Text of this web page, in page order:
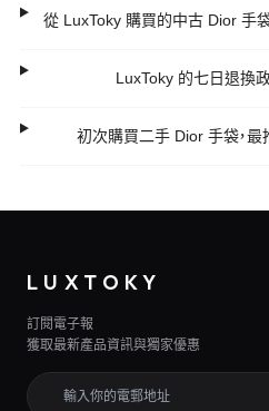
從 LuxToky 購買的中古 Dior 手
LuxToky 的七日退換
初次購買二手 Dior 手袋，
LUXTOKY
訂閱電子報
獲取最新產品資訊與獨家優惠